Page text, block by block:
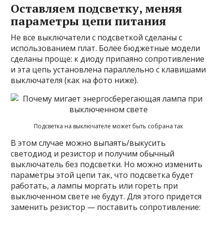
Оставляем подсветку, меняя
параметры цепи питания
Не все выключатели с подсветкой сделаны с
использованием плат. Более бюджетные модели
сделаны проще: к диоду припаяно сопротивление
и эта цепь установлена параллельно с клавишами
выключателя (как на фото ниже).
Подсветка на выключателе может быть собрана так
В этом случае можно выпаять/выкусить
светодиод и резистор и получим обычный
выключатель без подсветки. Но можно изменить
параметры этой цепи так, что подсветка будет
работать, а лампы моргать или гореть при
выключенном свете не будут. Для этого придется
заменить резистор — поставить сопротивление: